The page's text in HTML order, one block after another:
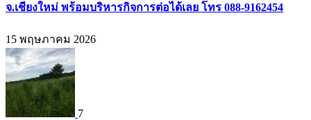
จ.เชียงใหม่ พร้อมบริหารกิจการต่อได้เลย โทร 088-9162454
15 พฤษภาคม 2026
7